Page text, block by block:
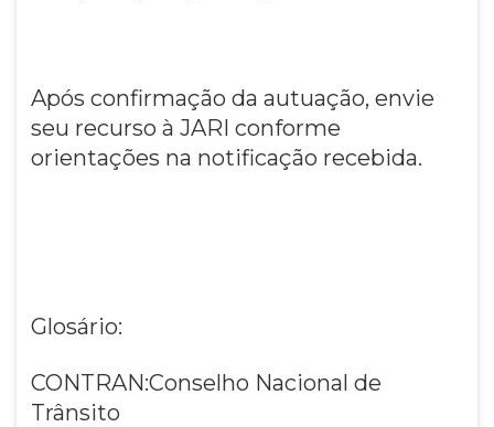
Após confirmação da autuação, envie
seu recurso à JARI conforme
orientações na notificação recebida.
Glosário:
CONTRAN:Conselho Nacional de
Trânsito